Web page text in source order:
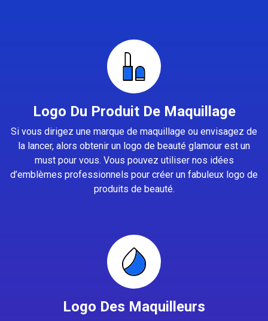
Logo Du Produit De Maquillage
Si vous dirigez une marque de maquillage ou envisagez de
la lancer, alors obtenir un logo de beauté glamour est un
must pour vous. Vous pouvez utiliser nos idées
d’emblèmes professionnels pour créer un fabuleux logo de
produits de beauté.
Logo Des Maquilleurs